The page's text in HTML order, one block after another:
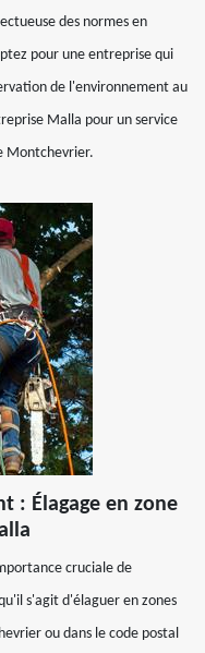
des normes en
pour une entreprise qui
de l'environnement au
Malla pour un service
Montchevrier.
: Élagage en zone
cruciale de
s'agit d'élaguer en zones
ou dans le code postal